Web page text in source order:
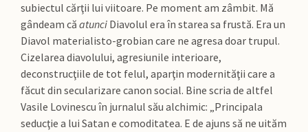
subiectul cărţii lui viitoare. Pe moment am zâmbit. Mă
gândeam că atunci Diavolul era în starea sa frustă. Era un
Diavol materialisto-grobian care ne agresa doar trupul.
Cizelarea diavolului, agresiunile interioare,
deconstrucţiile de tot felul, aparţin modernităţii care a
făcut din secularizare canon social. Bine scria de altfel
Vasile Lovinescu în jurnalul său alchimic: „Principala
seducţie a lui Satan e comoditatea. E de ajuns să ne uităm